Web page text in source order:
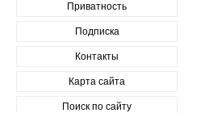
Приватность
Подписка
Контакты
Карта сайта
Поиск по сайту